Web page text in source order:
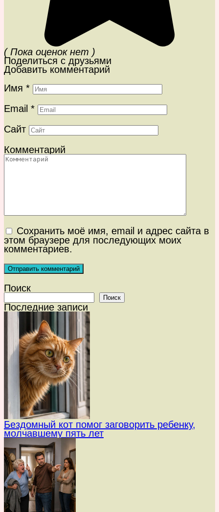
( Пока оценок нет )
Поделиться с друзьями
Добавить комментарий
Имя *
Email *
Сайт
Комментарий
Сохранить моё имя, email и адрес сайта в
этом браузере для последующих моих
комментариев.
Поиск
Поиск
Последние записи
Бездомный кот помог заговорить ребенку,
молчавшему пять лет